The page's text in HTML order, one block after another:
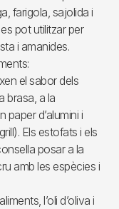
farigola, sajolida i
pot utilitzar per
i amanides.
el sabor dels
brasa, a la
d’alumini i
Els estofats i els
posar a la
amb les espècies i
l’oli d’oliva i